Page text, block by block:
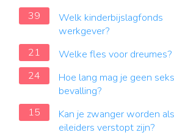
39
Welk kinderbijslagfonds
werkgever?
21
Welke fles voor dreumes?
24
Hoe lang mag je geen
bevalling?
15
Kan je zwanger worden
eileiders verstopt zijn?